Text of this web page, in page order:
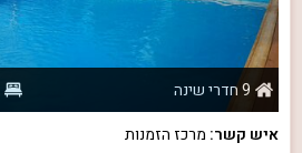
9 חדרי שינה
איש קשר: מרכז הזמנות